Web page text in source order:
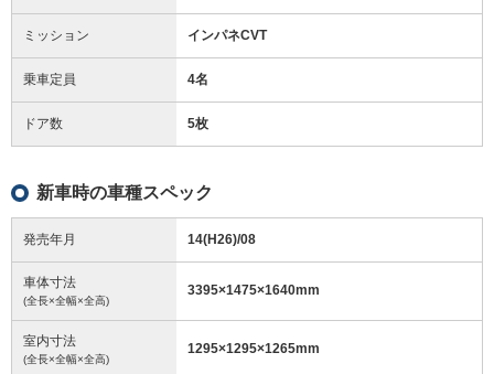
ミッション インパネCVT
乗車定員 4名
ドア数 5枚
新車時の車種スペック
発売年月 14(H26)/08
車体寸法
(全長×全幅×全高)
3395×1475×1640mm
室内寸法
(全長×全幅×全高)
1295×1295×1265mm